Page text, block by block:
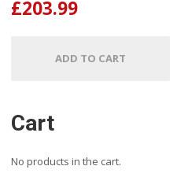
£203.99
ADD TO CART
Cart
No products in the cart.